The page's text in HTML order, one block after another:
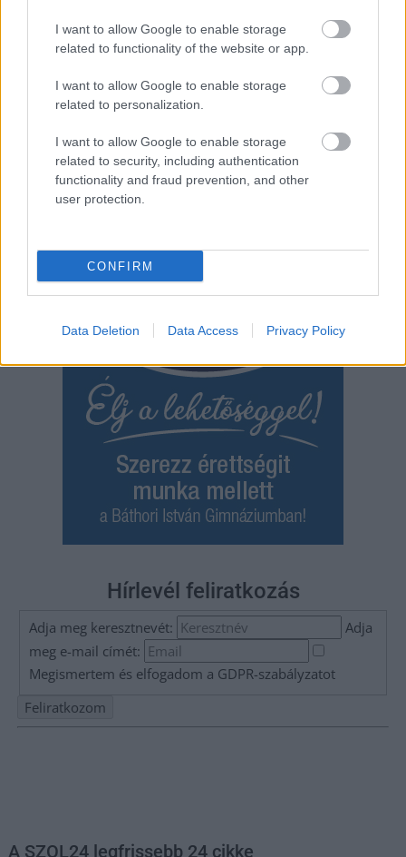
I want to allow Google to enable storage
related to functionality of the website or app.
I want to allow Google to enable storage
related to personalization.
I want to allow Google to enable storage
related to security, including authentication
functionality and fraud prevention, and other
user protection.
CONFIRM
Data Deletion Data Access Privacy Policy
napsütés várható, ám a hajnali fagyok még rendre
bezavarnak.
TOVÁBB OLVASOM
JNSZ megyei hírek éjszaka ,fagy,hétvége,idő, időjárás ,Jász-
Nagykun Szolnok megye,kirándulóidő,program,szabadtér
Bejegyzés
Hírlevél feliratkozás
Adja meg keresztnevét:
Adja
meg e-mail címét:
Megismertem és elfogadom a GDPR-szabályzatot
A SZOL24 legfrissebb 24 cikke